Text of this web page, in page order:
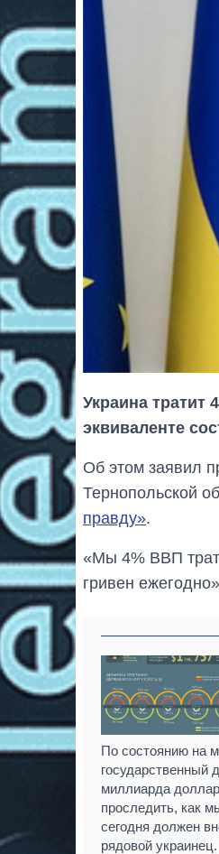
Украина тратит
эквиваленте
Об этом заявил
Тернопольской
правду».
«Мы 4% ВВП
гривен
По состоянию на
государственный
миллиарда
проследить, как
сегодня должен
рядовой украинец.